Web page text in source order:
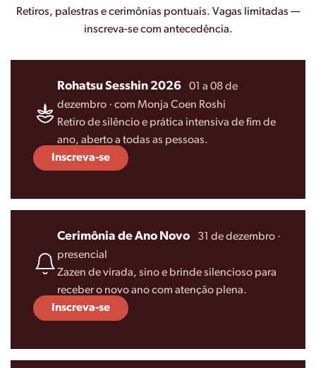
Retiros, palestras e cerimônias pontuais. Vagas limitadas —
inscreva-se com antecedência.
Rohatsu Sesshin 2026
01 a 08 de
dezembro · com Monja Coen Roshi
Retiro de silêncio e prática intensiva de fim de
ano, aberto a todas as pessoas.
Inscreva-se
Cerimônia de Ano Novo
31 de dezembro ·
presencial
Zazen de virada, sino e brinde silencioso para
receber o novo ano com atenção plena.
Inscreva-se